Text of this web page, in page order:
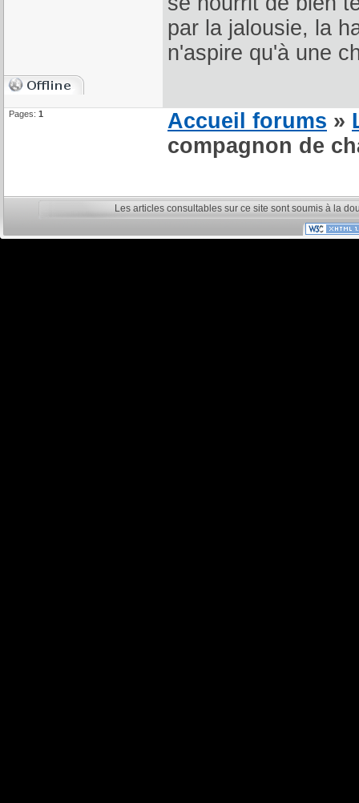
par la jalousie, la
n'aspire qu'à une
Pages: 1 Accueil forums »
compagnon de
Les articles consultables sur ce site sont soumis à la